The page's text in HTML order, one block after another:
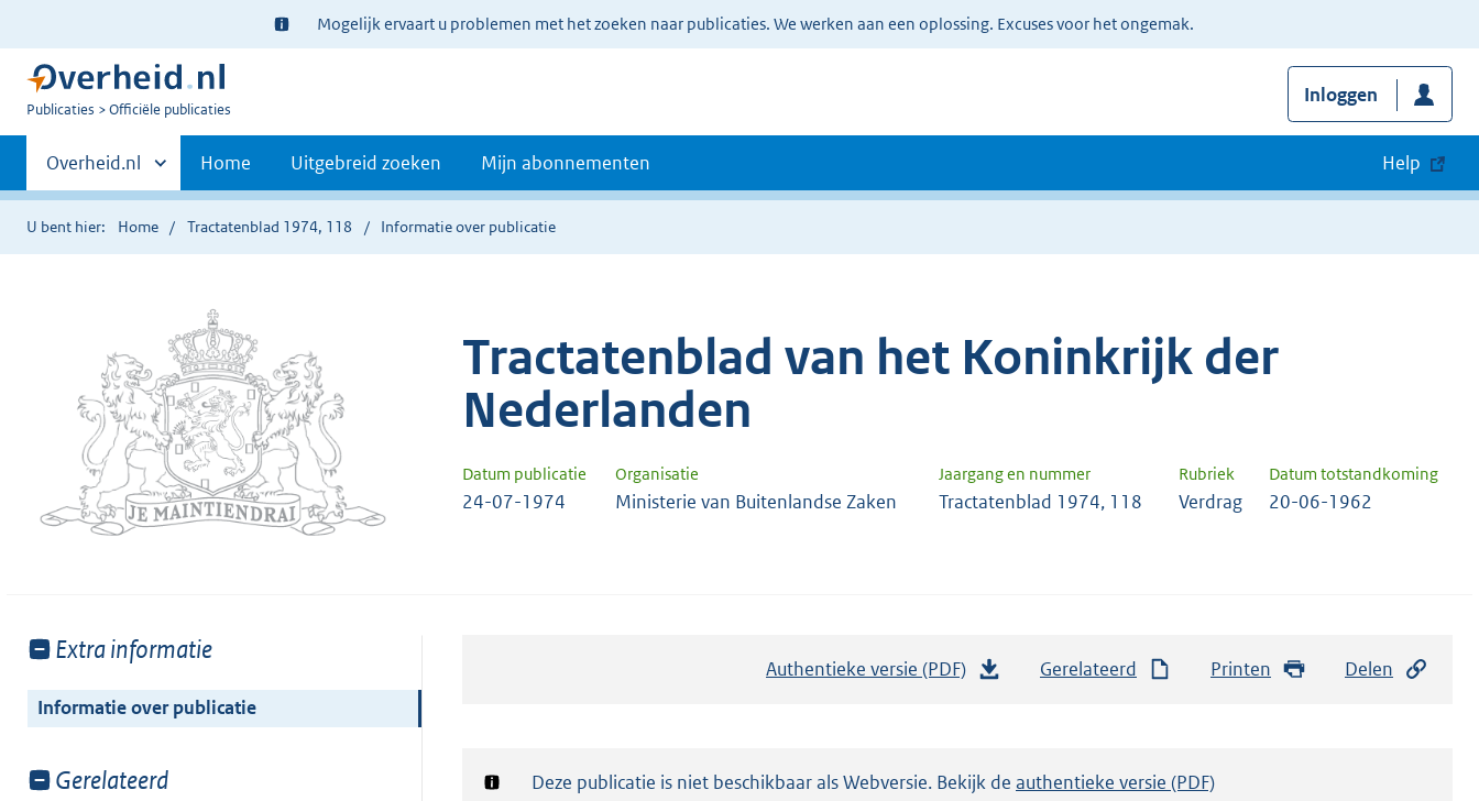
Ter
informatie:
Mogelijk ervaart u problemen met het zoeken naar publicaties. We werken aan een oplossing. Excuses voor het ongemak.
U
Publicaties Officiële publicaties
Inloggen
Primaire
navigatie
Andere
sites
binnen
Overheid.nl Home Uitgebreid zoeken Mijn abonnementen Help
U bent hier: Home Tractatenblad 1974, 118 Informatie over publicatie
Tractatenblad van het Koninkrijk der
Nederlanden
Datum publicatie Organisatie Jaargang en nummer Rubriek Datum totstandkoming
24-07-1974 Ministerie van Buitenlandse Zaken Tractatenblad 1974, 118 Verdrag 20-06-1962
Toon
van:
Extra informatie
Informatie over publicatie
Toon
Gerelateerd
Authentieke versie (PDF)
a
Gerelateerd Printen Delen
Notificatie:
Deze publicatie is niet beschikbaar als Webversie. Bekijk de authentieke versie (PDF)